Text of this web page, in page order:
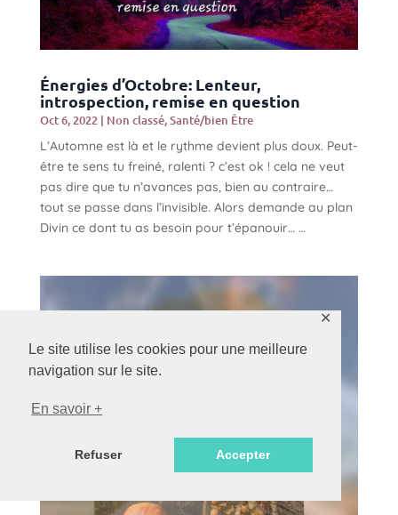
Le site utilise les cookies pour une meilleure
navigation sur le site.
En savoir +
Refuser Accepter
✕
Énergies d’Octobre: Lenteur,
introspection, remise en question
Oct 6, 2022| Non classé,Santé/bien Être
L’Automne est là et le rythme devient plus doux. Peut-
être te sens tu freiné, ralenti ? c’est ok ! cela ne veut
pas dire que tu n’avances pas, bien au contraire…
tout se passe dans l’invisible. Alors demande au plan
Divin ce dont tu as besoin pour t’épanouir… …